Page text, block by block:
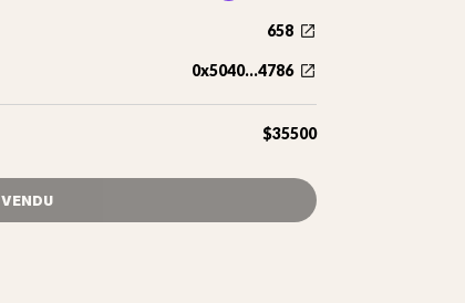
658
0x5040...4786
$35500
VENDU